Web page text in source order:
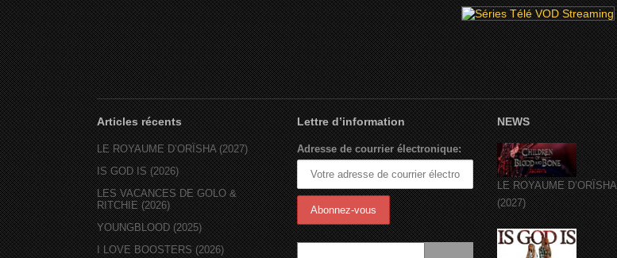
Articles récents
LE ROYAUME D’ORÏSHA (2027)
IS GOD IS (2026)
LES VACANCES DE GOLO &
RITCHIE (2026)
YOUNGBLOOD (2025)
I LOVE BOOSTERS (2026)
Lettre d’information
Adresse de courrier électronique:
NEWS
LE ROYAUME D’ORÏSHA
(2027)